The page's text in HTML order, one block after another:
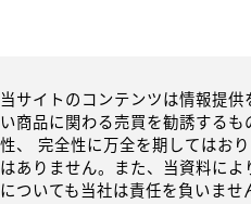
当サイトのコンテンツは情報提
い商品に関わる売買を勧誘する
性、 完全性に万全を期してはお
はありません。また、当資料に
についても当社は責任を負いませ